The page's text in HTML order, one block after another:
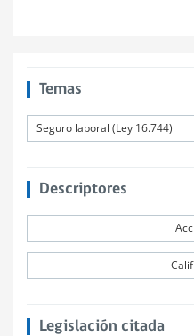
Temas
Seguro laboral (Ley 16.744)
Descriptores
Legislación citada